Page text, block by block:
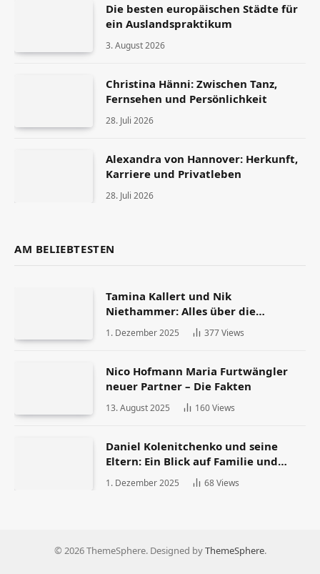
Die besten europäischen Städte für
ein Auslandspraktikum
3. August 2026
Christina Hänni: Zwischen Tanz,
Fernsehen und Persönlichkeit
28. Juli 2026
Alexandra von Hannover: Herkunft,
Karriere und Privatleben
28. Juli 2026
AM BELIEBTESTEN
Tamina Kallert und Nik
Niethammer: Alles über die
Scheidung und ihr Leben danach
1. Dezember 2025 377Views
Nico Hofmann Maria Furtwängler
neuer Partner – Die Fakten
13. August 2025 160Views
Daniel Kolenitchenko und seine
Eltern: Ein Blick auf Familie und
Herkunft
1. Dezember 2025 68Views
© 2026 ThemeSphere. Designed byThemeSphere.